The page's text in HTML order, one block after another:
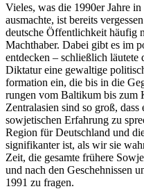
Vieles, was die 1990er Jahre
ausmachte, ist bereits
deutsche Öffent­lichkeit häufig
Macht­haber. Dabei gibt es im
entdecken – schließlich läutete
Diktatur eine gewaltige
for­mation ein, die bis in die
rungen vom Baltikum bis zum
Zentral­asien sind so groß,
sowje­ti­schen Erfahrung zu
Region für Deutschland und
signi­fi­kanter ist, als wir sie
Zeit, die gesamte frühere
und nach den Gescheh­nissen
1991 zu fragen.